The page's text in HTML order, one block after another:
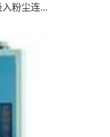
粉尘连...